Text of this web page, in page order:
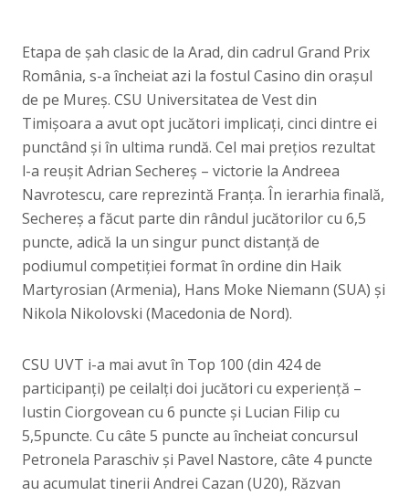
Etapa de șah clasic de la Arad, din cadrul Grand Prix
România, s-a încheiat azi la fostul Casino din orașul
de pe Mureș. CSU Universitatea de Vest din
Timișoara a avut opt jucători implicați, cinci dintre ei
punctând și în ultima rundă. Cel mai prețios rezultat
l-a reușit Adrian Sechereș – victorie la Andreea
Navrotescu, care reprezintă Franța. În ierarhia finală,
Sechereș a făcut parte din rândul jucătorilor cu 6,5
puncte, adică la un singur punct distanță de
podiumul competiției format în ordine din Haik
Martyrosian (Armenia), Hans Moke Niemann (SUA) și
Nikola Nikolovski (Macedonia de Nord).
CSU UVT i-a mai avut în Top 100 (din 424 de
participanți) pe ceilalți doi jucători cu experiență –
Iustin Ciorgovean cu 6 puncte și Lucian Filip cu
5,5puncte. Cu câte 5 puncte au încheiat concursul
Petronela Paraschiv și Pavel Nastore, câte 4 puncte
au acumulat tinerii Andrei Cazan (U20), Răzvan